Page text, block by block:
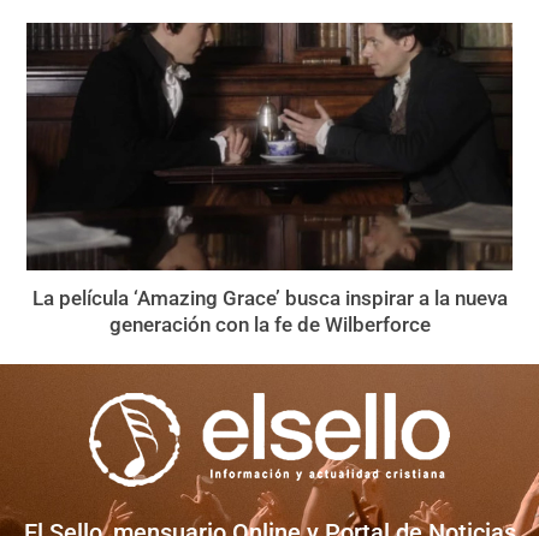
La película ‘Amazing Grace’ busca inspirar a la nueva
generación con la fe de Wilberforce